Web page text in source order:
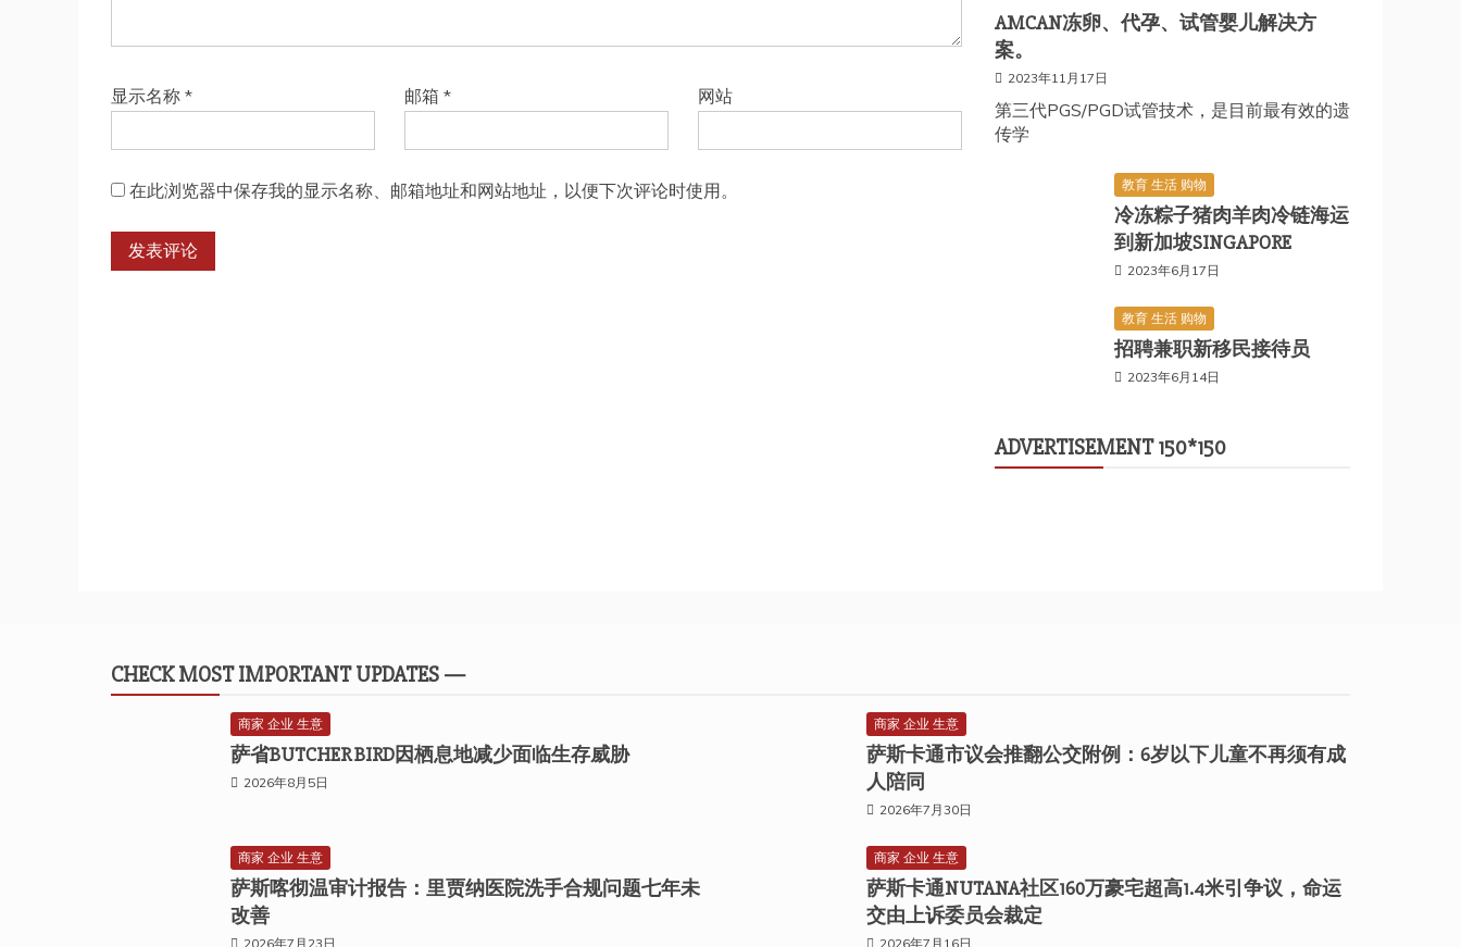
显示名称 * 邮箱* 网站
在此浏览器中保存我的显示名称、邮箱地址和网站地址，以便下次评论时使用。
AMCAN冻卵、代孕、试管婴儿解决方
案。
2023年11月17日
第三代PGS/PGD试管技术，是目前最有效的遗
传学
教育 生活 购物
冷冻粽子猪肉羊肉冷链海运
到新加坡SINGAPORE
2023年6月17日
教育 生活 购物
招聘兼职新移民接待员
2023年6月14日
ADVERTISEMENT 150*150
CHECK MOST IMPORTANT UPDATES —
商家 企业 生意
萨省BUTCHER BIRD因栖息地减少面临生存威胁
2026年8月5日
商家 企业 生意
萨斯卡通市议会推翻公交附例：6岁以下儿童不再须有成
人陪同
2026年7月30日
商家 企业 生意
萨斯喀彻温审计报告：里贾纳医院洗手合规问题七年未
改善
2026年7月23日
商家 企业 生意
萨斯卡通NUTANA社区160万豪宅超高1.4米引争议，命运
交由上诉委员会裁定
2026年7月16日